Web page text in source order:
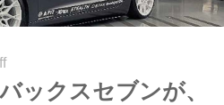
ックスセブンが、